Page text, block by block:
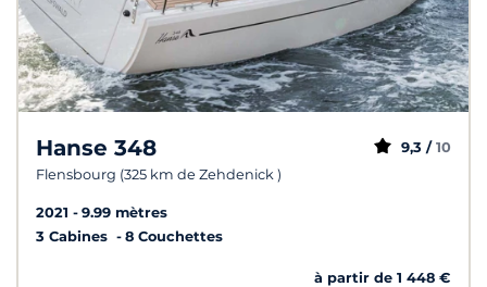
Hanse 348
Flensbourg (325 km de Zehdenick )
9,3 / 10
2021
9.99 mètres
3 Cabines
8 Couchettes
à partir de 1 448 €